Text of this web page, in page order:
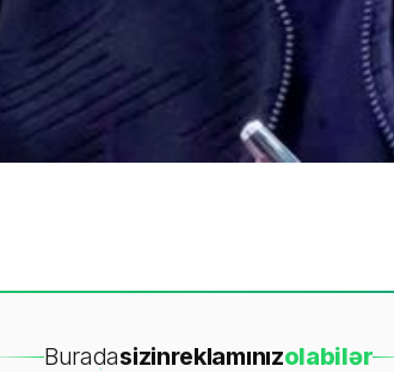
Buradasizinreklamınızolabilər